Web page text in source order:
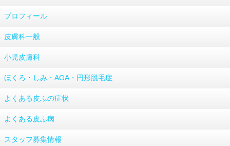
プロフィール
皮膚科一般
小児皮膚科
ほくろ・しみ・AGA・円形脱毛症
よくある皮ふの症状
よくある皮ふ病
スタッフ募集情報